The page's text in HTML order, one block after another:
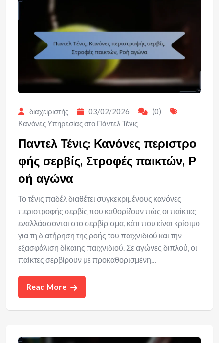
διαχειριστής 03/02/2026
(0)
Κανόνες Υπηρεσίας στο Πάντελ Τένις
Παντελ Τένις: Κανόνες περιστρο
φής σερβίς, Στροφές παικτών, Ρ
οή αγώνα
Το τένις παδέλ διαθέτει συγκεκριμένους κανόνες
περιστροφής σερβίς που καθορίζουν πώς οι παίκτες
εναλλάσσονται στο σερβίρισμα, κάτι που είναι κρίσιμο
για τη διατήρηση της ροής του παιχνιδιού και την
εξασφάλιση δίκαιης παιχνιδιού. Σε αγώνες διπλού, οι
παίκτες σερβίρουν με προκαθορισμένη…
Read More